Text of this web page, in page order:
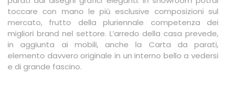
toccare con mano le più esclusive composizioni sul
mercato, frutto della pluriennale competenza dei
migliori brand nel settore. L’arredo della casa prevede,
in aggiunta ai mobili, anche la Carta da parati,
elemento davvero originale in un interno bello a vedersi
e di grande fascino.